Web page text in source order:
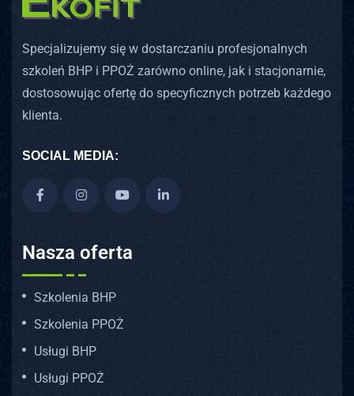
Specjalizujemy się w dostarczaniu profesjonalnych
szkoleń BHP i PPOŻ zarówno online, jak i stacjonarnie,
dostosowując ofertę do specyficznych potrzeb każdego
klienta.
SOCIAL MEDIA:
Nasza oferta
Szkolenia BHP
Szkolenia PPOŻ
Usługi BHP
Usługi PPOŻ